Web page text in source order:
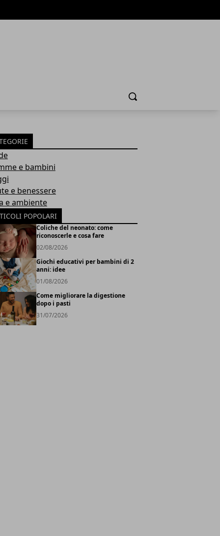
Cerca
e bambini
e benessere
e ambiente
POPOLARI
Coliche del neonato: come
riconoscerle e cosa fare
02/08/2026
Giochi educativi per bambini di 2
anni: idee
01/08/2026
Come migliorare la digestione
dopo i pasti
31/07/2026